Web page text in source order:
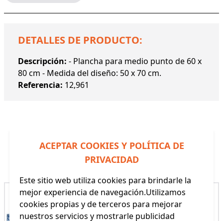
DETALLES DE PRODUCTO:
Descripción: - Plancha para medio punto de 60 x
80 cm - Medida del diseño: 50 x 70 cm.
Referencia: 12,961
Productos Relacionados
ACEPTAR COOKIES Y POLÍTICA DE
PRIVACIDAD
Este sitio web utiliza cookies para brindarle la
mejor experiencia de navegación.Utilizamos
cookies propias y de terceros para mejorar
nuestros servicios y mostrarle publicidad